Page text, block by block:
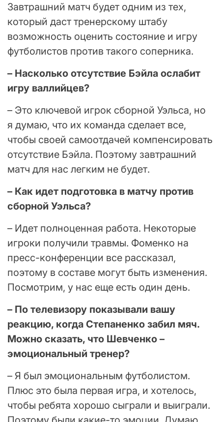
Завтрашний матч будет одним из тех,
который даст тренерскому штабу
возможность оценить состояние и игру
футболистов против такого соперника.
– Насколько отсутствие Бэйла ослабит
игру валлийцев?
– Это ключевой игрок сборной Уэльса, но
я думаю, что их команда сделает все,
чтобы своей самоотдачей компенсировать
отсутствие Бэйла. Поэтому завтрашний
матч для нас легким не будет.
– Как идет подготовка в матчу против
сборной Уэльса?
– Идет полноценная работа. Некоторые
игроки получили травмы. Фоменко на
пресс-конференции все рассказал,
поэтому в составе могут быть изменения.
Посмотрим, у нас еще есть один день.
– По телевизору показывали вашу
реакцию, когда Степаненко забил мяч.
Можно сказать, что Шевченко –
эмоциональный тренер?
– Я был эмоциональным футболистом.
Плюс это была первая игра, и хотелось,
чтобы ребята хорошо сыграли и выиграли.